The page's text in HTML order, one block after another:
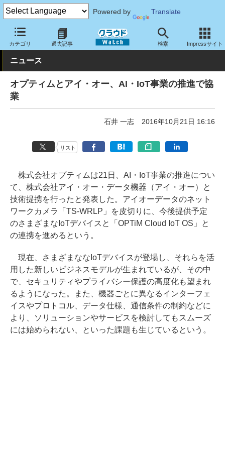
Powered by Translate
カテゴリ 過去記事 検索 Impressサイト
クラウド Watch トピック 協業・提携 国内
ニュース
オプティムとアイ・オー、AI・IoT事業の推進で協
業
石井 一志 2016年10月21日 16:16
リスト
株式会社オプティムは21日、AI・IoT事業の推進につい
て、株式会社アイ・オー・データ機器（アイ・オー）と
技術提携を行ったと発表した。アイオーデータのネット
ワークカメラ「TS-WRLP」を皮切りに、今後提供予定
のさまざまなIoTデバイスと「OPTiM Cloud IoT OS」と
の連携を進めるという。
現在、さまざまななIoTデバイスが登場し、それらを活
用した新しいビジネスモデルが生まれているが、その中
で、セキュリティやプライバシー保護の高度化も望まれ
るようになった。また、機器ごとに異なるインターフェ
イスやプロトコル、データ仕様、通信条件の制約などに
より、ソリューションやサービスを検討してもスムーズ
には始められない、といった課題も生じているという。